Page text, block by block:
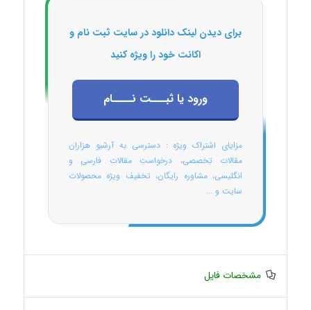
برای دیدن لینک دانلود در سایت ثبت نام و
اکانت خود را ویژه کنید
ورود یا ثبـــت نــــام
مزایای اشتراک ویژه : دسترسی به آرشیو هزاران
مقالات تخصصی، درخواست مقالات فارسی و
انگلیسی، مشاوره رایگان، تخفیف ویژه محصولات
سایت و ...
مشخصات فایل